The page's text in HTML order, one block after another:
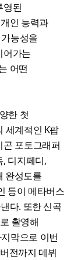
영된
인 능력과
능성을
어가는
어떤
한 첫
세계적인 K팝
포토그래퍼
디지페디,
완성도를
등이 메타버스
다. 또한 신곡
촬영해
막으로 이번
전까지 데뷔